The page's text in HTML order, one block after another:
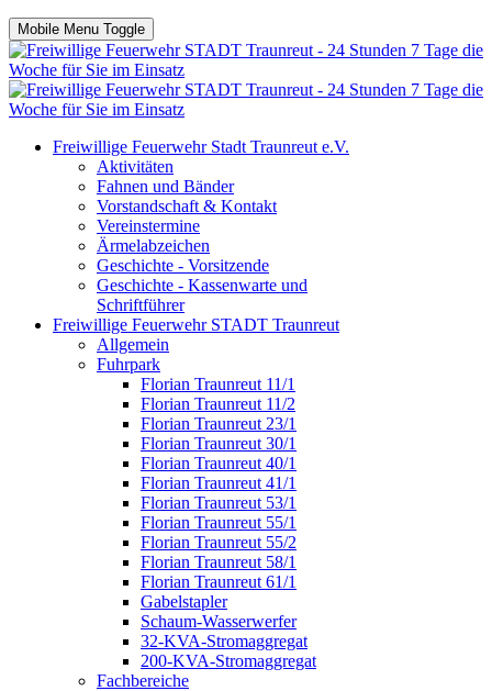
Mobile Menu Toggle
Freiwillige Feuerwehr Stadt Traunreut e.V.
Aktivitäten
Fahnen und Bänder
Vorstandschaft & Kontakt
Vereinstermine
Ärmelabzeichen
Geschichte - Vorsitzende
Geschichte - Kassenwarte und
Schriftführer
Freiwillige Feuerwehr STADT Traunreut
Allgemein
Fuhrpark
Florian Traunreut 11/1
Florian Traunreut 11/2
Florian Traunreut 23/1
Florian Traunreut 30/1
Florian Traunreut 40/1
Florian Traunreut 41/1
Florian Traunreut 53/1
Florian Traunreut 55/1
Florian Traunreut 55/2
Florian Traunreut 58/1
Florian Traunreut 61/1
Gabelstapler
Schaum-Wasserwerfer
32-KVA-Stromaggregat
200-KVA-Stromaggregat
Fachbereiche